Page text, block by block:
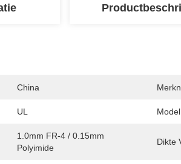
China
UL
1.0mm FR-4 / 0.15mm
Polyimide
Dikte